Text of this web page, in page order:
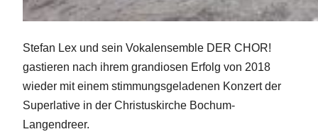
Stefan Lex und sein Vokalensemble DER CHOR!
gastieren nach ihrem grandiosen Erfolg von 2018
wieder mit einem stimmungsgeladenen Konzert der
Superlative in der Christuskirche Bochum-
Langendreer.